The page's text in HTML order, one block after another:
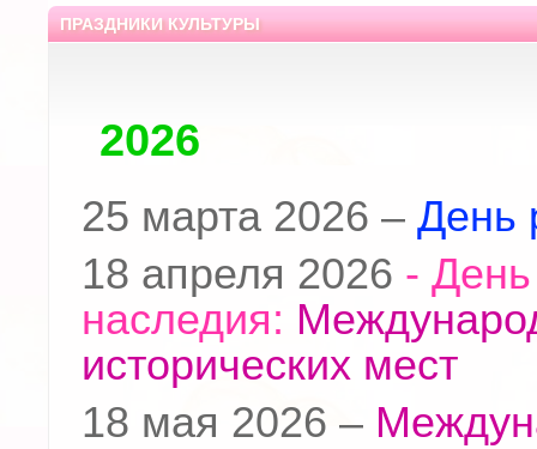
ПРАЗДНИКИ КУЛЬТУРЫ
2026
25 марта 2026 – День
18 апреля 2026 - День
наследия:
исторических мест
18 мая 2026 –